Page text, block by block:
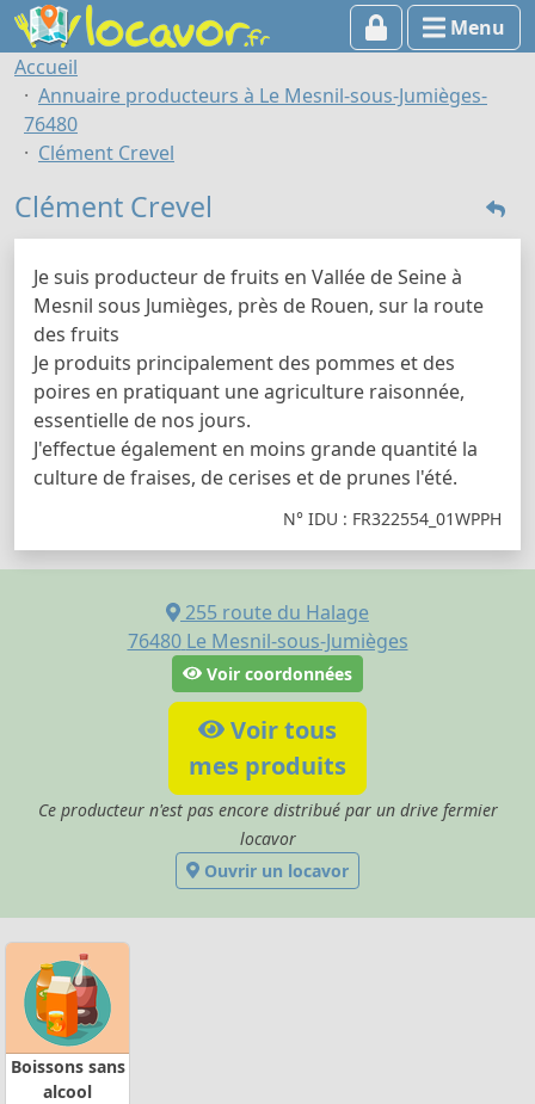
Menu
Accueil
Annuaire producteurs à Le Mesnil-sous-Jumièges-
76480
Clément Crevel
Clément Crevel
Je suis producteur de fruits en Vallée de Seine à
Mesnil sous Jumièges, près de Rouen, sur la route
des fruits
Je produits principalement des pommes et des
poires en pratiquant une agriculture raisonnée,
essentielle de nos jours.
J'effectue également en moins grande quantité la
culture de fraises, de cerises et de prunes l'été.
N° IDU : FR322554_01WPPH
255 route du Halage
76480 Le Mesnil-sous-Jumièges
Voir coordonnées
Voir tous
mes produits
Ce producteur n'est pas encore distribué par un drive fermier
locavor
Ouvrir un locavor
Boissons sans
alcool